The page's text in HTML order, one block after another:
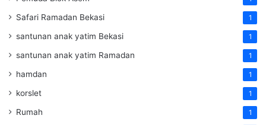
Safari Ramadan Bekasi 1
santunan anak yatim Bekasi 1
santunan anak yatim Ramadan 1
hamdan 1
korslet 1
Rumah 1